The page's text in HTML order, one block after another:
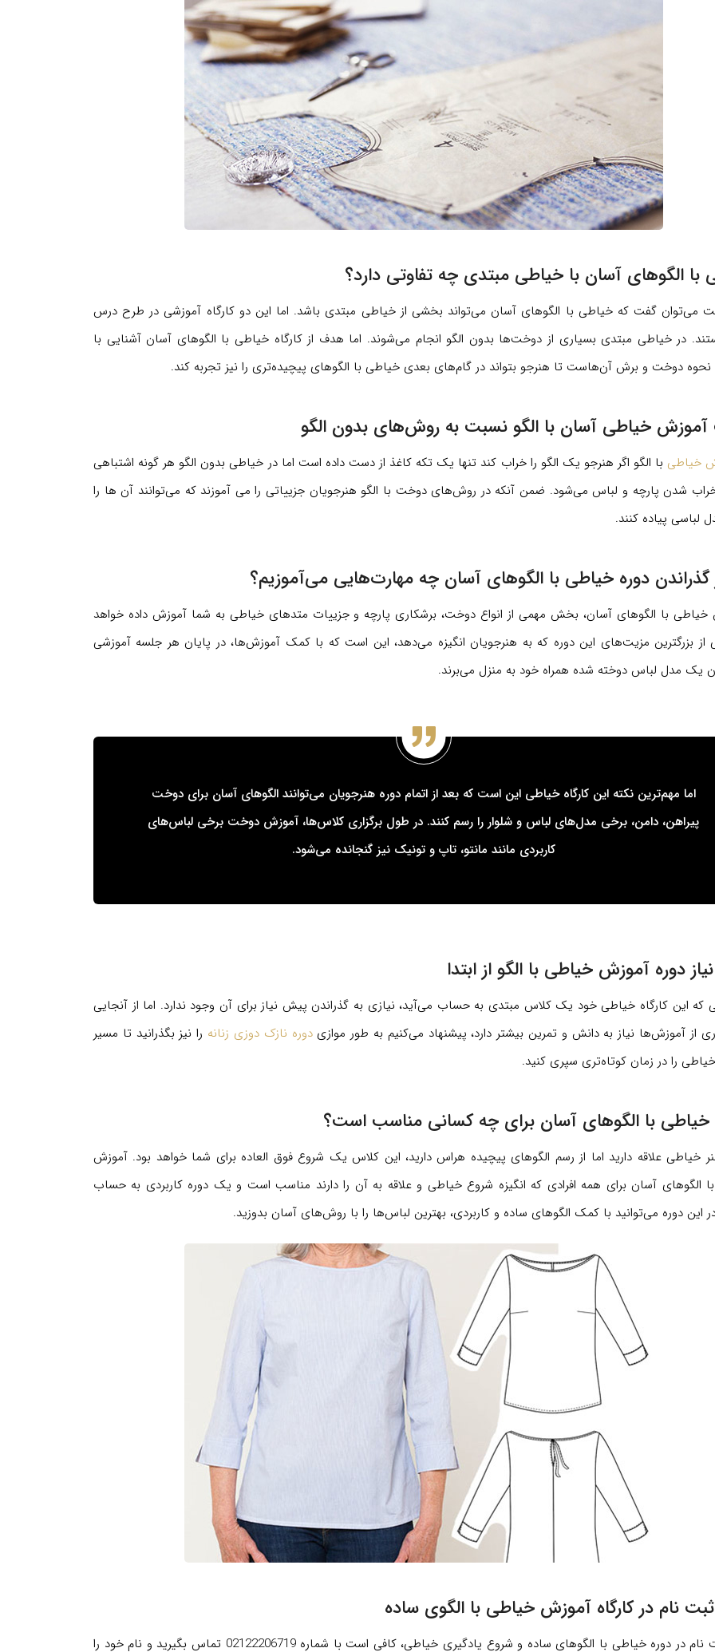
با الگوهای آسان با خیاطی مبتدی چه تفاوتی دارد؟
می‌توان گفت که خیاطی با الگوهای آسان می‌تواند بخشی از خیاطی مبتدی باشد. اما این دو کارگاه آموزشی در طرح درس
در خیاطی مبتدی بسیاری از دوخت‌ها بدون الگو انجام می‌شوند. اما هدف از کارگاه خیاطی با الگوهای آسان آشنایی با
نحوه دوخت و برش آن‌هاست تا هنرجو بتواند در گام‌های بعدی خیاطی با الگوهای پیچیده‌تری را نیز تجربه کند.
خیاطی آسان با الگو نسبت به روش‌های بدون الگو
خیاطی با الگو اگر هنرجو یک الگو را خراب کند تنها یک تکه کاغذ از دست داده است اما در خیاطی بدون الگو هر گونه اشتباهی
شدن پارچه و لباس می‌شود. ضمن آنکه در روش‌های دوخت با الگو هنرجویان جزییاتی را می آموزند که می‌توانند آن ها را
لباسی پیاده کنند.
گذراندن دوره خیاطی با الگوهای آسان چه مهارت‌هایی می‌آموزیم؟
خیاطی با الگوهای آسان، بخش مهمی از انواع دوخت، برشکاری پارچه و جزییات متدهای خیاطی به شما آموزش داده خواهد
بزرگترین مزیت‌های این دوره که به هنرجویان انگیزه می‌دهد، این است که با کمک آموزش‌ها، در پایان هر جلسه آموزشی
یک مدل لباس دوخته شده همراه خود به منزل می‌برند.
اما مهم‌ترین نکته این کارگاه خیاطی این است که بعد از اتمام دوره هنرجویان می‌توانند الگوهای آسان برای دوخت
پیراهن، دامن، برخی مدل‌های لباس و شلوار را رسم کنند. در طول برگزاری کلاس‌ها، آموزش دوخت برخی لباس‌های
کاربردی مانند مانتو، تاپ و تونیک نیز گنجانده می‌شود.
دوره آموزش خیاطی با الگو از ابتدا
که این کارگاه خیاطی خود یک کلاس مبتدی به حساب می‌آید، نیازی به گذراندن پیش نیاز برای آن وجود ندارد. اما از آنجایی
از آموزش‌ها نیاز به دانش و تمرین بیشتر دارد، پیشنهاد می‌کنیم به طور موازیدوره نازک دوزی زنانه را نیز بگذرانید تا مسیر
را در زمان کوتاه‌تری سپری کنید.
با الگوهای آسان برای چه کسانی مناسب است؟
خیاطی علاقه دارید اما از رسم الگوهای پیچیده هراس دارید، این کلاس یک شروع فوق العاده برای شما خواهد بود. آموزش
الگوهای آسان برای همه افرادی که انگیزه شروع خیاطی و علاقه به آن را دارند مناسب است و یک دوره کاربردی به حساب
این دوره می‌توانید با کمک الگوهای ساده و کاربردی، بهترین لباس‌ها را با روش‌های آسان بدوزید.
نام در کارگاه آموزش خیاطی با الگوی ساده
برای ثبت نام در دوره خیاطی با الگوهای ساده و شروع یادگیری خیاطی، کافی است با شماره 02122206719 تماس بگیرید و نام خود را